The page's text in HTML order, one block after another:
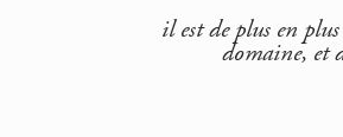
il est de plus en
domaine, et